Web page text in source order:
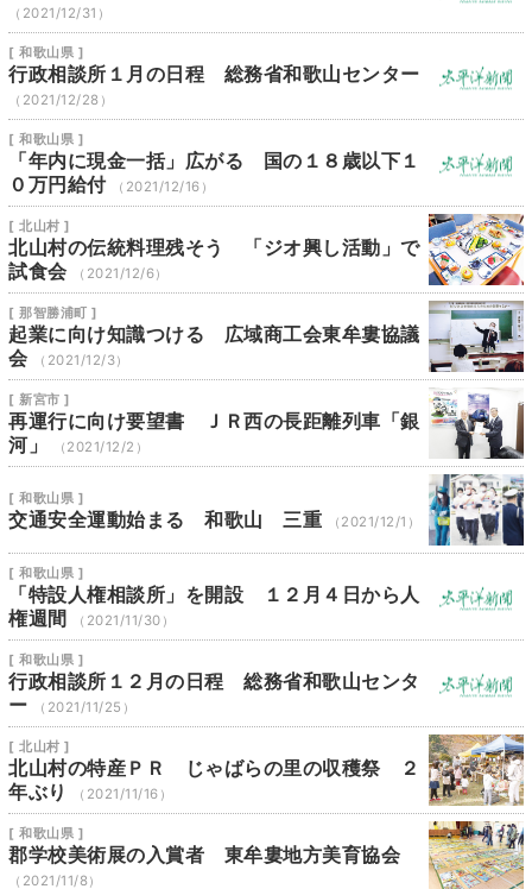
（2021/12/31）
[ 和歌山県 ]
行政相談所１月の日程 総務省和歌山センター
（2021/12/28）
[ 和歌山県 ]
「年内に現金一括」広がる 国の１８歳以下１
０万円給付
（2021/12/16）
[ 北山村 ]
北山村の伝統料理残そう 「ジオ興し活動」で
試食会
（2021/12/6）
[ 那智勝浦町 ]
起業に向け知識つける 広域商工会東牟婁協議
会
（2021/12/3）
[ 新宮市 ]
再運行に向け要望書 ＪＲ西の長距離列車「銀
河」
（2021/12/2）
[ 和歌山県 ]
交通安全運動始まる 和歌山 三重 （2021/12/1）
[ 和歌山県 ]
「特設人権相談所」を開設 １２月４日から人
権週間
（2021/11/30）
[ 和歌山県 ]
行政相談所１２月の日程 総務省和歌山センタ
ー
（2021/11/25）
[ 北山村 ]
北山村の特産ＰＲ じゃばらの里の収穫祭 ２
年ぶり
（2021/11/16）
[ 和歌山県 ]
郡学校美術展の入賞者 東牟婁地方美育協会
（2021/11/8）